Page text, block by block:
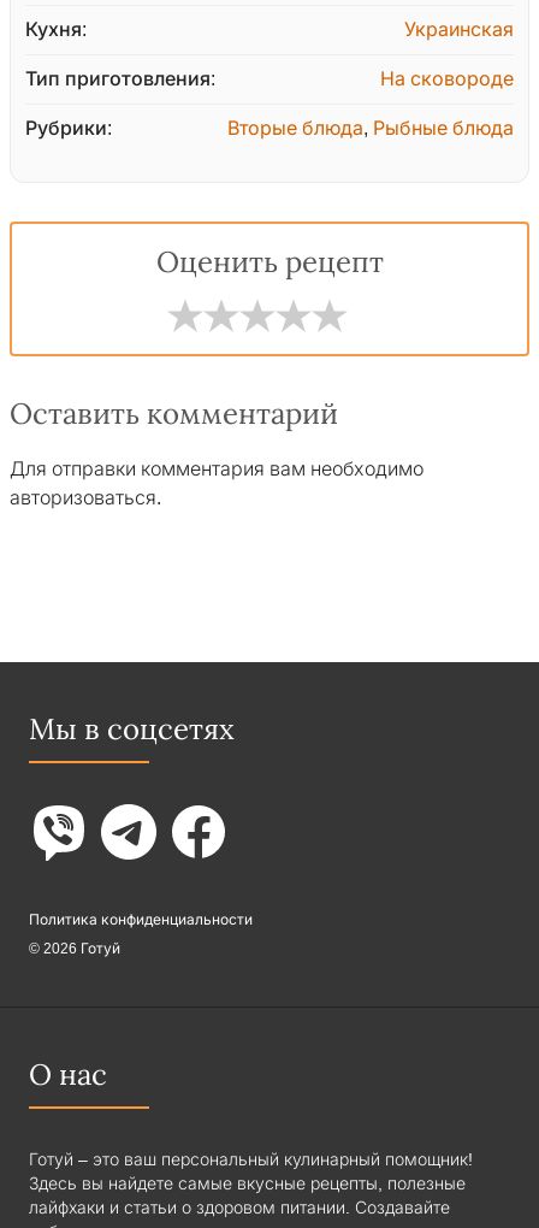
Кухня: Украинская
Тип приготовления: На сковороде
Рубрики: Вторые блюда, Рыбные блюда
Оценить рецепт
Оставить комментарий
Для отправки комментария вам необходимо
авторизоваться.
Мы в соцсетях
Политика конфиденциальности
© 2026 Готуй
О нас
Готуй – это ваш персональный кулинарный помощник!
Здесь вы найдете самые вкусные рецепты, полезные
лайфхаки и статьи о здоровом питании. Создавайте